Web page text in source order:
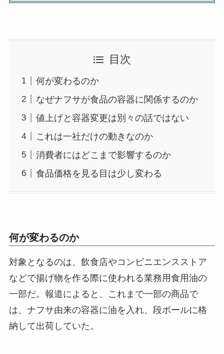
目次
何が変わるのか
なぜナフサが食品の容器に関係するのか
値上げと容器変更は別々の話ではない
これは一社だけの動きなのか
消費者にはどこまで影響するのか
食品価格を見る目は少し変わる
何が変わるのか
対象となるのは、飲食店やコンビニエンスストア
などで揚げ物を作る際に使われる業務用食用油の
一部だ。報道によると、これまで一部の商品で
は、ナフサ由来の容器に油を入れ、段ボールに格
納して出荷していた。